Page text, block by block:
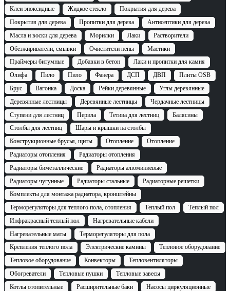
Клеи эпоксидные
Жидкое стекло
Покрытия для дерева
Покрытия для дерева
Пропитки для дерева
Антисептики для дерева
Масла и воски для дерева
Морилки Лаки
Растворители
Обезжириватели, смывки
Очистители пены
Мастики
Праймеры битумные
Добавки в бетон
Лаки и пропитки для камня
Олифа
Пило Пило Фанера ДСП ДВП
Плиты OSB
Брус
Вагонка Доска Рейки деревянные
Углы деревянные
Деревянные лестницы
Деревянные лестницы
Чердачные лестницы
Ступени для лестниц
Перила Тетива для лестниц
Балясины
Столбы для лестниц
Шары и крышки на столбы
Конструкционные брусья, щиты
Отопление
Отопление
Радиаторы отопления
Радиаторы отопления
Радиаторы биметаллические
Радиаторы алюминиевые
Радиаторы чугунные
Радиаторы стальные
Радиаторные решетки
Комплекты для монтажа радиатора, кронштейны
Терморегуляторы для теплого пола, отопления
Теплый пол
Теплый пол
Инфракрасный теплый пол
Нагревательные кабели
Нагревательные маты
Терморегуляторы для пола
Крепления теплого пола
Электрические камины
Тепловое оборудование
Тепловое оборудование
Конвекторы
Тепловентиляторы
Обогреватели
Тепловые пушки
Тепловые завесы
Котлы отопительные
Расширительные баки
Насосы циркуляционные